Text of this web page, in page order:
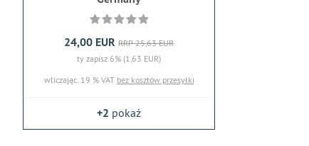
24,00 EUR RRP 25,63 EUR
ty zapisz 6% (1,63 EUR)
wliczając. 19 % VAT bez kosztów przesyłki
+2 pokaż